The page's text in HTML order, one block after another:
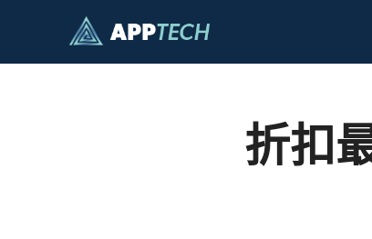
折扣